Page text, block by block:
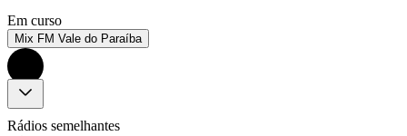
Em curso
Mix FM Vale do Paraíba
Rádios semelhantes